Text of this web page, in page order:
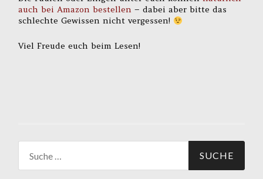
auch bei Amazon bestellen – dabei aber bitte das
schlechte Gewissen nicht vergessen!
Viel Freude euch beim Lesen!
nach: